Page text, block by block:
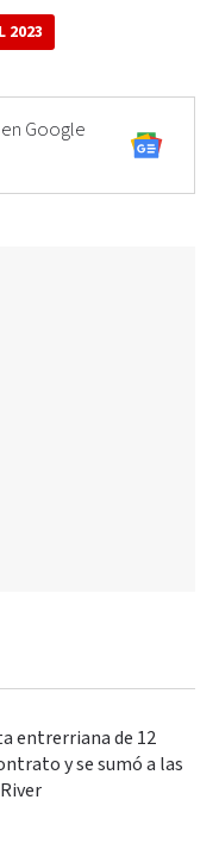
2023
Google
entrerriana de 12
y se sumó a las